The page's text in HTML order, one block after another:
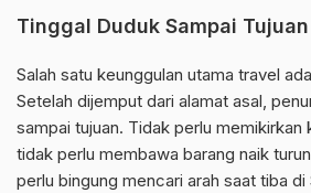
Tinggal Duduk Sampai Tujuan
Salah satu keunggulan utama travel
Setelah dijemput dari alamat asal,
sampai tujuan. Tidak perlu memikirkan
tidak perlu membawa barang naik
perlu bingung mencari arah saat tiba di